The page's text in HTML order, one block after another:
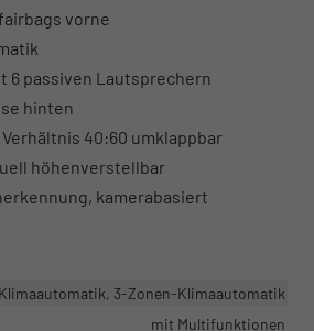
vorne
6 passiven Lautsprechern
hinten
40:60 umklappbar
höhenverstellbar
kamerabasiert
Klimaautomatik, 3-Zonen-Klimaautomatik
mit Multifunktionen